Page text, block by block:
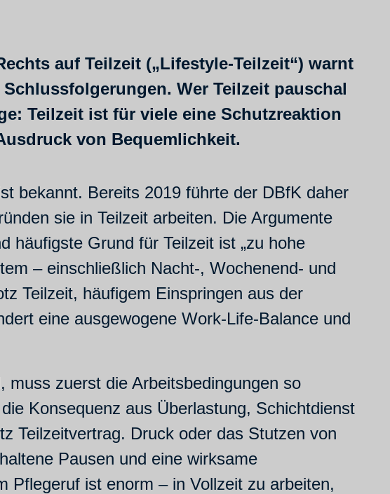
auf Teilzeit („Lifestyle-Teilzeit“) warnt
Wer Teilzeit pauschal
Teilzeit ist für viele eine Schutzreaktion
von Bequemlichkeit.
bekannt. Bereits 2019 führte der DBfK daher
sie in Teilzeit arbeiten. Die Argumente
häufigste Grund für Teilzeit ist „zu hohe
– einschließlich Nacht-, Wochenend- und
Teilzeit, häufigem Einspringen aus der
eine ausgewogene Work-Life-Balance und
muss zuerst die Arbeitsbedingungen so
Konsequenz aus Überlastung, Schichtdienst
Teilzeitvertrag. Druck oder das Stutzen von
Pausen und eine wirksame
Pflegeruf ist enorm – in Vollzeit zu arbeiten,